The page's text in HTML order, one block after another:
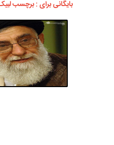
بایگانی برای : برچسب